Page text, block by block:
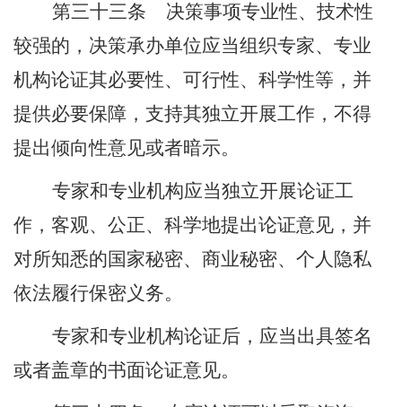
第三十三条
决策事项专业性、技术性
较强的，决策承办单位应当组织专家、专业
机构论证其必要性、可行性、科学性等，并
提供必要保障，支持其独立开展工作，不得
提出倾向性意见或者暗示。
专家和专业机构应当独立开展论证工
作，客观、公正、科学地提出论证意见，并
对所知悉的国家秘密、商业秘密、个人隐私
依法履行保密义务。
专家和专业机构论证后，应当出具签名
或者盖章的书面论证意见。